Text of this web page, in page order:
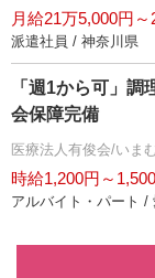
月給21万5,000円～
派遣社員 / 神奈川県
「週1から可」
会保障完備
医療法人有俊会/いま
時給1,200円～
アルバイト・パート /